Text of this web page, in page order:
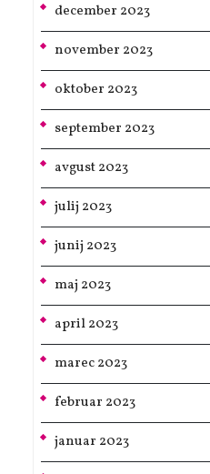
december 2023
november 2023
oktober 2023
september 2023
avgust 2023
julij 2023
junij 2023
maj 2023
april 2023
marec 2023
februar 2023
januar 2023